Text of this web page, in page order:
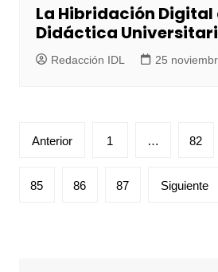
La Hibridación Digital
Didáctica
Redacción IDL 25
Paginación
entradas
Anterior 1 … 82
85 86 87 Siguiente